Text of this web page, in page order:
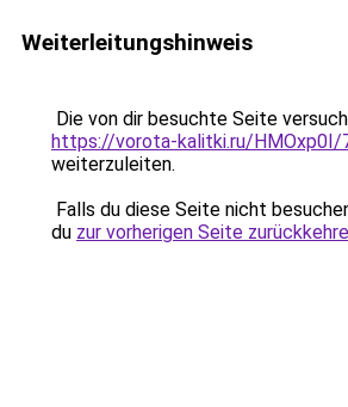
Weiterleitungshinweis
Die von dir besuchte Seite
https://vorota-kalitki.ru/HMOxp0I/
weiterzuleiten.
Falls du diese Seite nicht
du zur vorherigen Seite